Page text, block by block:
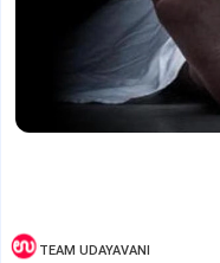
TEAM UDAYAVANI